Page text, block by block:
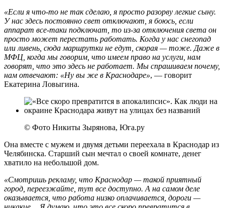
«Если я что-то не так сделаю, я просто разорву легкие сыну.
У нас здесь постоянно свет отключают, я боюсь, если
аппарат все-таки подключат, то из-за отключения света он
просто может перестать работать. Когда у нас снегопад
или ливень, сюда маршрутки не едут, скорая — тоже. Даже в
МФЦ, когда мы говорим, что имеем право на услуги, нам
говорят, что это здесь не работает. Мы спрашиваем почему,
нам отвечают: «Ну вы же в Краснодаре», — говорит
Екатерина Ловыгина.
© Фото Никиты Зырянова, Юга.ру
Она вместе с мужем и двумя детьми переехала в Краснодар из
Челябинска. Старший сын мечтал о своей комнате, денег
хватило на небольшой дом.
«Смотришь рекламу, что Краснодар — такой приятный
город, переезжайте, тут все доступно. А на самом деле
оказывается, что работа низко оплачивается, дороги —